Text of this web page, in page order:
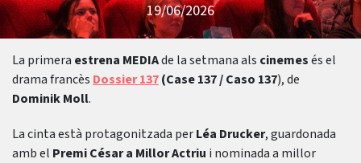
19/06/2026
La primera estrena MEDIAde la setmana als cinemesés el
drama francès Dossier 137(Case 137 / Caso 137), de
Dominik Moll.
La cinta està protagonitzada perLéa Drucker, guardonada
amb el Premi César a Millor Actriu i nominada a millor